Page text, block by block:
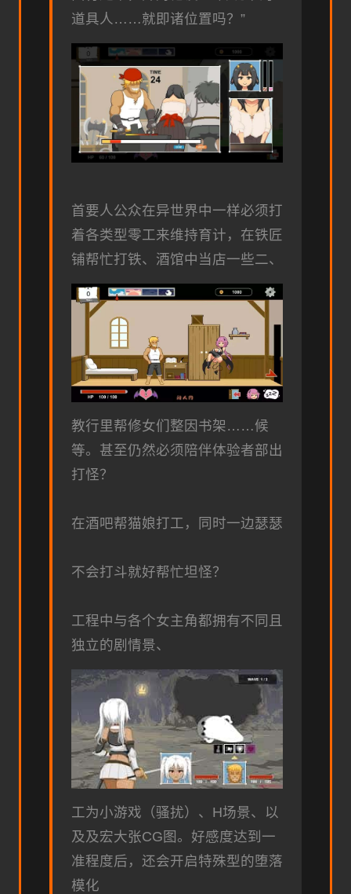
道具人……就即诸位置吗？”
首要人公众在异世界中一样必须打
着各类型零工来维持育计，在铁匠
铺帮忙打铁、酒馆中当店一些二、
教行里帮修女们整因书架……候
等。甚至仍然必须陪伴体验者部出
打怪？
在酒吧帮猫娘打工，同时一边瑟瑟
不会打斗就好帮忙坦怪？
工程中与各个女主角都拥有不同且
独立的剧情景、
工为小游戏（骚扰）、H场景、以
及及宏大张CG图。好感度达到一
准程度后，还会开启特殊型的堕落
模化